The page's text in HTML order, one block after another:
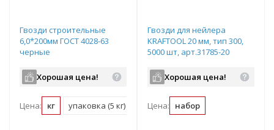
Гвозди строительные
6,0*200мм ГОСТ 4028-63
черные
Хорошая цена!
Цена: кг упаковка (5 кг)
Гвозди для нейлера
KRAFTOOL 20 мм, тип 300,
5000 шт, арт.31785-20
Хорошая цена!
Цена: набор